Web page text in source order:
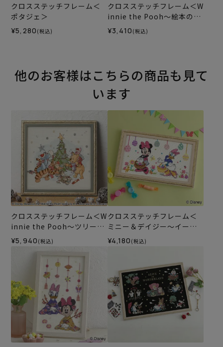
クロスステッチフレーム＜
ポタジェ＞
¥5,280 (税込)
クロスステッチフレーム＜W
innie the Pooh～絵本の挿
絵から～＞
¥3,410 (税込)
他のお客様はこちらの商品も見て
います
クロスステッチフレーム＜W
innie the Pooh～ツリーの
飾りつけ～＞
¥5,940 (税込)
クロスステッチフレーム＜
ミニー＆デイジー～イース
ター～＞
¥4,180 (税込)